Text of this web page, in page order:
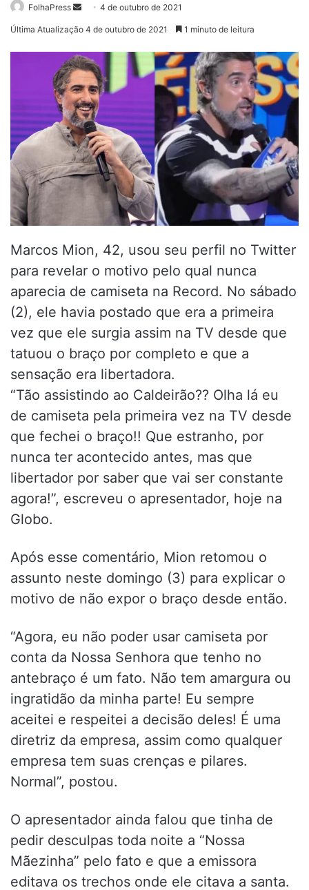
FolhaPress
Mande
mail
4 de outubro de 2021
Última Atualização 4 de outubro de 2021 1 minuto de leitura
Marcos Mion, 42, usou seu perfil no Twitter
para revelar o motivo pelo qual nunca
aparecia de camiseta na Record. No sábado
(2), ele havia postado que era a primeira
vez que ele surgia assim na TV desde que
tatuou o braço por completo e que a
sensação era libertadora.
“Tão assistindo ao Caldeirão?? Olha lá eu
de camiseta pela primeira vez na TV desde
que fechei o braço!! Que estranho, por
nunca ter acontecido antes, mas que
libertador por saber que vai ser constante
agora!”, escreveu o apresentador, hoje na
Globo.
Após esse comentário, Mion retomou o
assunto neste domingo (3) para explicar o
motivo de não expor o braço desde então.
“Agora, eu não poder usar camiseta por
conta da Nossa Senhora que tenho no
antebraço é um fato. Não tem amargura ou
ingratidão da minha parte! Eu sempre
aceitei e respeitei a decisão deles! É uma
diretriz da empresa, assim como qualquer
empresa tem suas crenças e pilares.
Normal”, postou.
O apresentador ainda falou que tinha de
pedir desculpas toda noite a “Nossa
Mãezinha” pelo fato e que a emissora
editava os trechos onde ele citava a santa.